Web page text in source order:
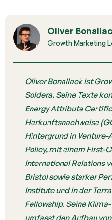
Oliver
Growth Marketing
Oliver Bonallack ist
Soldera. Seine Texte
Energy Attribute
Herkunftsnachweise
Hintergrund in Venture-
Policy, mit einem First-
International Relations
Bristol sowie starker
Institute und in der
Fellowship. Seine
umfasst den Aufbau